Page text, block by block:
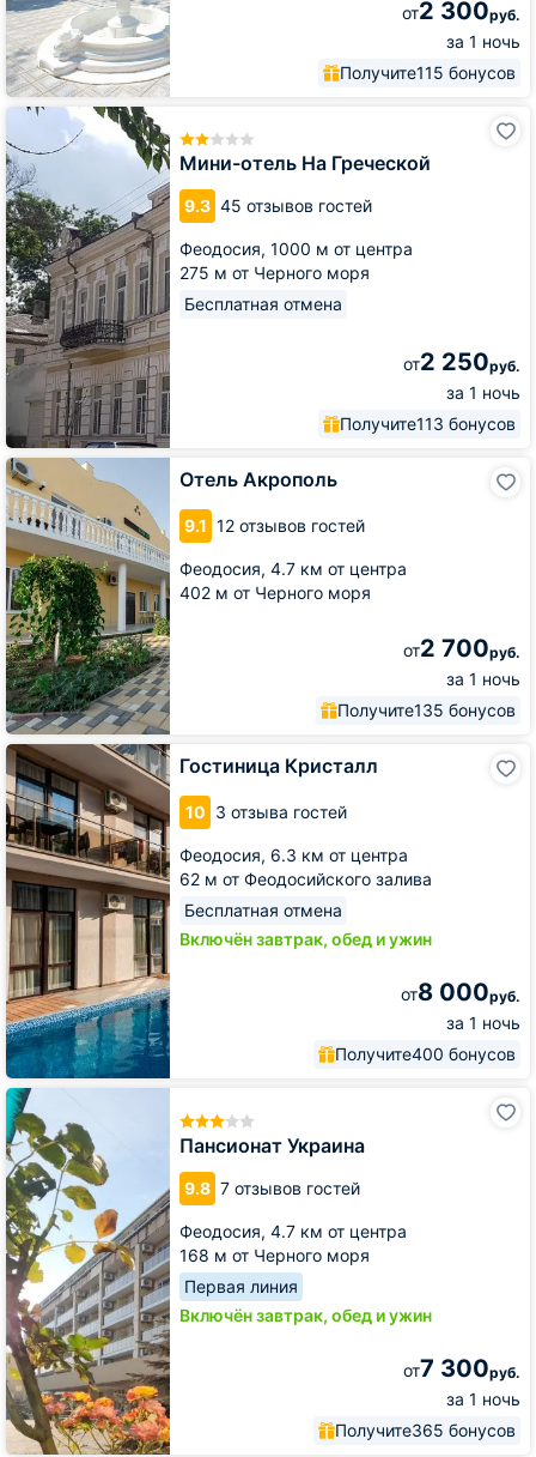
от2 300руб.
за 1 ночь
Получите115 бонусов
Мини-отель На Греческой
9.3 45 отзывов гостей
Феодосия, 1000 м от центра
275 м от Черного моря
Бесплатная отмена
от2 250руб.
за 1 ночь
Получите113 бонусов
Мини-
отель
На
Греческой
Отель Акрополь
9.1 12 отзывов гостей
Феодосия, 4.7 км от центра
402 м от Черного моря
от2 700руб.
за 1 ночь
Получите135 бонусов
Отель
Акрополь
Гостиница Кристалл
10 3 отзыва гостей
Феодосия, 6.3 км от центра
62 м от Феодосийского залива
Бесплатная отмена
Включён завтрак, обед и ужин
от8 000руб.
за 1 ночь
Получите400 бонусов
Гостиница
Кристалл
Пансионат Украина
9.8 7 отзывов гостей
Феодосия, 4.7 км от центра
168 м от Черного моря
Первая линия
Включён завтрак, обед и ужин
от7 300руб.
за 1 ночь
Получите365 бонусов
Пансионат
Украина